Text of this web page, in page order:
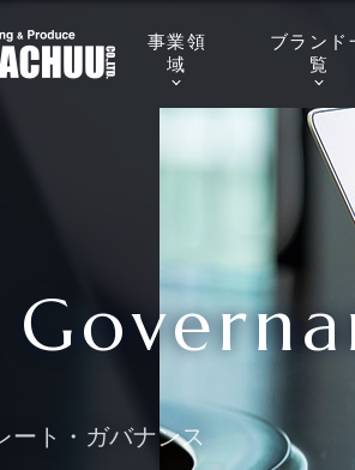
事業領
域
ブランド
覧
ート・ガバナンス